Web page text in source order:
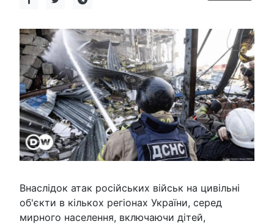
Внаслідок атак російських військ на цивільні
об'єкти в кількох регіонах України, серед
мирного населення, включаючи дітей,